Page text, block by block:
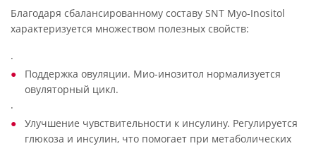
Благодаря сбалансированному составу SNT Myo-Inositol
характеризуется множеством полезных свойств:
·
Поддержка овуляции. Мио-инозитол нормализуется
овуляторный цикл.
·
Улучшение чувствительности к инсулину. Регулируется
глюкоза и инсулин, что помогает при метаболических